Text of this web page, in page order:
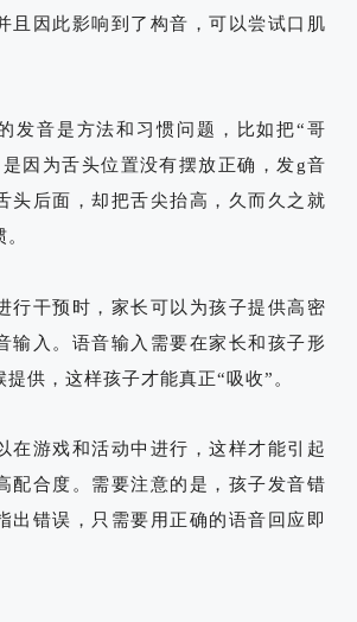
且因此影响到了构音，可以尝试口肌
发音是方法和习惯问题，
比如把“哥
因为舌头位置没有摆放正确，发g音
头后面，却把舌尖抬高，久而久之就
行干预时，家长可以为孩子提供高密
输入。语音输入需要在家长和孩子形
供，这样孩子才能真正“吸收”。
在游戏和活动中进行，这样才能引起
配合度。需要注意的是，孩子发音错
出错误，只需要用正确的语音回应即